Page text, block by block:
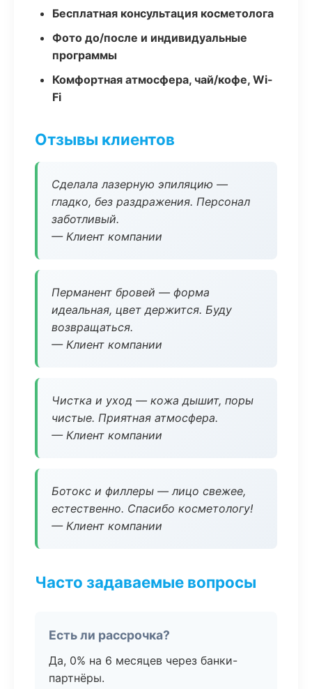
Бесплатная консультация косметолога
Фото до/после и индивидуальные
программы
Комфортная атмосфера, чай/кофе, Wi-
Fi
Отзывы клиентов
Сделала лазерную эпиляцию —
гладко, без раздражения. Персонал
заботливый.
— Клиент компании
Перманент бровей — форма
идеальная, цвет держится. Буду
возвращаться.
— Клиент компании
Чистка и уход — кожа дышит, поры
чистые. Приятная атмосфера.
— Клиент компании
Ботокс и филлеры — лицо свежее,
естественно. Спасибо косметологу!
— Клиент компании
Часто задаваемые вопросы
Есть ли рассрочка?
Да, 0% на 6 месяцев через банки-
партнёры.